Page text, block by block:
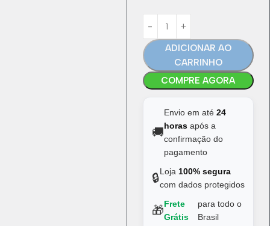
ADICIONAR AO
CARRINHO
COMPRE AGORA
🚚
Envio em até 24
horasapós a
confirmação do
pagamento
🔒Loja 100% segura
com dados protegidos
🎁Frete
Grátis
para todo o
Brasil